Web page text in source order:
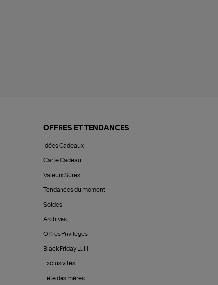
OFFRES ET TENDANCES
Idées Cadeaux
Carte Cadeau
Valeurs Sûres
Tendances du moment
Soldes
Archives
Offres Privilèges
Black Friday Lulli
Exclusivités
Fête des mères